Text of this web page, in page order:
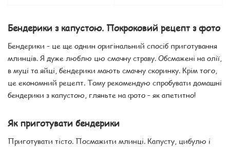
Бендерики з капустою. Покроковий рецепт з фото
Бендерики – це ще однин оригінальний спосіб приготування
млинців. Я дуже люблю цю смачну страву. Обсмажені на олії,
в муці та яйці, бендерики мають смачну скоринку. Крім того,
це економний рецепт. Тому рекомендую спробувати домашні
бендерики з капустою, гляньте на фото – як апетитно!
Як приготувати бендерики
Приготувати тісто. Посмажити млинці. Капусту, цибулю і